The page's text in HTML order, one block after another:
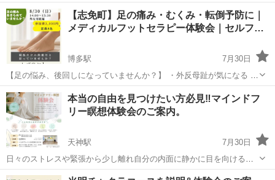
する平和学習イベントについて、お手伝いさんを募集しています！ 急
遽欠員が出たための募集となります🙇‍♀️ ＊ 【当日お願いしたいこと】
・イベント...
福岡 福岡市 大橋駅 ワークショップ 会場
【志免町】足の痛み・むくみ・転倒予防に｜
メディカルフットセラピー体験会｜セルフ…
博多駅
7月30日
【足の悩み、後回しになっていませんか？】 ・外反母趾が気になる ・
足の指がうまく使えない ・足がむくみやすい ・歩くと疲れやすい ・
片足立ちが不安になってきた ・転びそうになることが増えた ・膝や腰
の負担が...
福岡 糟屋郡 博多駅 ワークショップ 志免町
本当の自由を見つけたい方必見‼️マインドフ
リー瞑想体験会のご案内。
天神駅
7月30日
日々のストレスや緊張から少し離れ自分の内面に静かに目を向ける時
間。 心に浮かぶ感情や考えを優しく見つめ、受け止めていくことで、
福岡 福岡市 天神駅 ワークショップ 会場